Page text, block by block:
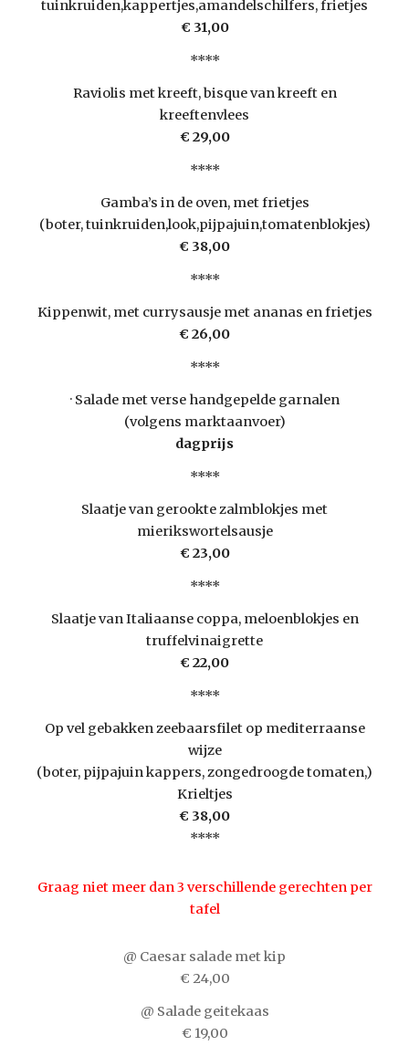
tuinkruiden,kappertjes,amandelschilfers, frietjes
€ 31,00
****
Raviolis met kreeft, bisque van kreeft en
kreeftenvlees
€ 29,00
****
Gamba’s in de oven, met frietjes
(boter, tuinkruiden,look,pijpajuin,tomatenblokjes)
€ 38,00
****
Kippenwit, met currysausje met ananas en frietjes
€ 26,00
****
· Salade met verse handgepelde garnalen
(volgens marktaanvoer)
dagprijs
****
Slaatje van gerookte zalmblokjes met
mierikswortelsausje
€ 23,00
****
Slaatje van Italiaanse coppa, meloenblokjes en
truffelvinaigrette
€ 22,00
****
Op vel gebakken zeebaarsfilet op mediterraanse
wijze
(boter, pijpajuin kappers, zongedroogde tomaten,)
Krieltjes
€ 38,00
****
Graag niet meer dan 3 verschillende gerechten per
tafel
@ Caesar salade met kip
€ 24,00
@ Salade geitekaas
€ 19,00